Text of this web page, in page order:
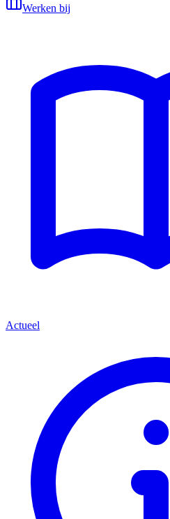
Werken bij
Actueel